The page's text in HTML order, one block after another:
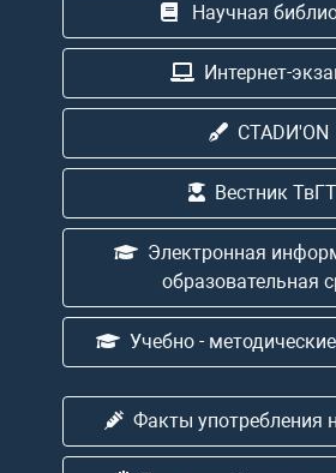
Научная
Интернет-
CTADИ'ON
Вестник
Электронная
образовательная
Учебно -
Факты употребления